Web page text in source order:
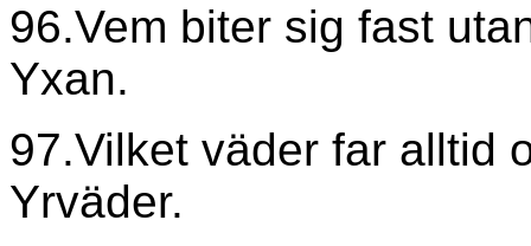
96.Vem biter sig fast
Yxan.
97.Vilket väder far alltid
Yrväder.